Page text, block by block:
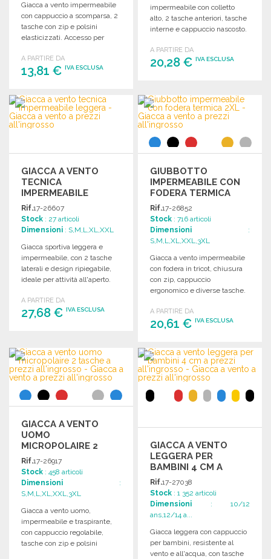
Giacca a vento impermeabile
con cappuccio a scomparsa, 2
tasche con zip e polsini
elasticizzati. Accesso per
A PARTIRE DA
13,81 € IVA ESCLUSA
ORDINARE
Richiedi un preventivo
impermeabile con colletto
alto, 2 tasche anteriori, tasche
interne e cappuccio nascosto.
A PARTIRE DA
20,28 €IVA ESCLUSA
Richiedi un preventivo
GIACCA A VENTO
TECNICA
IMPERMEABILE
LEGGERA
Rif.17-26607
Stock : 27 articoli
Dimensioni : S,M,L,XL,XXL
Giacca sportiva leggera e
impermeabile, con 2 tasche
laterali e design ripiegabile,
ideale per attività all'aperto.
A PARTIRE DA
27,68 € IVA ESCLUSA
Richiedi un preventivo
GIUBBOTTO
IMPERMEABILE CON
FODERA TERMICA
2XL A PREZZI
ALL'INGROSSO
Rif.17-26852
Stock : 716 articoli
Dimensioni :
S,M,L,XL,XXL,3XL
Giacca a vento impermeabile
con fodera in tricot, chiusura
con zip, cappuccio
ergonomico e diverse tasche.
A PARTIRE DA
20,61 €IVA ESCLUSA
ORDINARE
Richiedi un preventivo
GIACCA A VENTO
UOMO
MICROPOLAIRE 2
TASCHE A PREZZI
ALL'INGROSSO
Rif.17-26917
Stock : 458 articoli
Dimensioni :
S,M,L,XL,XXL,3XL
Giacca a vento uomo,
impermeabile e traspirante,
con cappuccio regolabile,
tasche con zip e polsini
GIACCA A VENTO
LEGGERA PER
BAMBINI 4 CM A
PREZZI
ALL'INGROSSO
Rif.17-27038
Stock : 1 352 articoli
Dimensioni : 10/12
ans,12/14 a...
Giacca leggera con cappuccio
per bambini, resistente al
vento e all'acqua, con tasche